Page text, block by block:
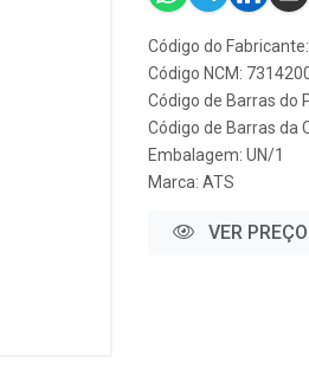
Código do
Código NCM:
Código de Barras do
Código de Barras da
Embalagem: UN/1
Marca: ATS
VER PREÇO